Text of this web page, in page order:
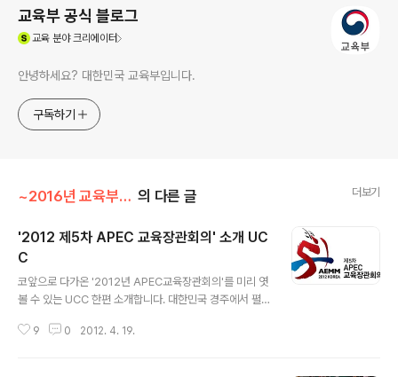
교육부 공식 블로그
교육분야 크리에이터
안녕하세요? 대한민국 교육부입니다.
구독하기
~2016년 교육부 이야기 의 다른 글 더보기
'2012 제5차 APEC 교육장관회의' 소개 UC
C
코앞으로 다가온 '2012년 APEC교육장관회의'를 미리 엿
볼 수 있는 UCC 한편 소개합니다. 대한민국 경주에서 펼
1 기자님의 기사 더 보기 아이디어 팩토리가 마음에 드신다
9 0 2012. 4. 19.